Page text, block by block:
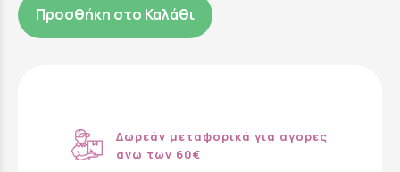
Προσθήκη στο Καλάθι
Δωρεάν μεταφορικά για αγορες
ανω των 60€